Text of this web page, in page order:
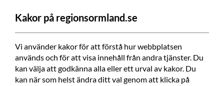
vi vill skapa jämlika möjligheter för både
medarbetare och invånare att växa.
Vi är en tillgänglig region som varje dag förbättrar
livskvaliteten för alla som bor och verkar i Sörmland.
Vi är en pålitlig samhällsaktör som använder våra
Kakor på regionsormland.se
Vi använder kakor för att förstå hur webbplatsen
används och för att visa innehåll från andra tjänster. Du
kan välja att godkänna alla eller ett urval av kakor. Du
kan när som helst ändra ditt val genom att klicka på